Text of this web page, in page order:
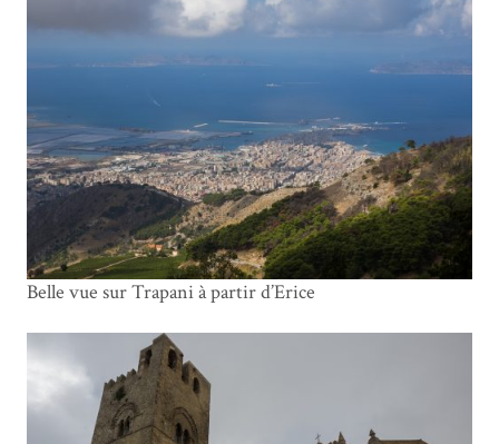
Belle vue sur Trapani à partir d’Erice